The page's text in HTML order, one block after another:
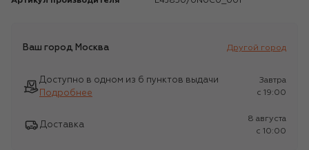
Ваш город Москва Другой город
Доступно в одном из 6 пунктов выдачи
Подробнее
Завтра
c 19:00
Доставка
8 августа
c 10:00